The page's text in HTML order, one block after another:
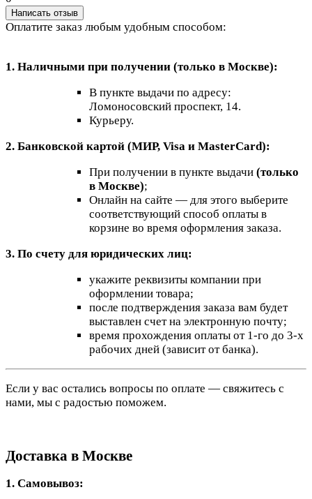
Написать отзыв
Оплатите заказ любым удобным способом:
1. Наличными при получении (только в Москве):
В пункте выдачи по адресу:
Ломоносовский проспект, 14.
Курьеру.
2. Банковской картой (МИР, Visa и MasterCard):
При получении в пункте выдачи (только
в Москве);
Онлайн на сайте — для этого выберите
соответствующий способ оплаты в
корзине во время оформления заказа.
3. По счету для юридических лиц:
укажите реквизиты компании при
оформлении товара;
после подтверждения заказа вам будет
выставлен счет на электронную почту;
время прохождения оплаты от 1-го до 3-х
рабочих дней (зависит от банка).
Если у вас остались вопросы по оплате — свяжитесь с
нами, мы с радостью поможем.
Доставка в Москве
1. Самовывоз: